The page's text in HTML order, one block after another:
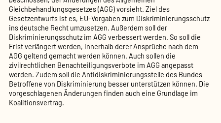
Gleichbehandlungsgesetzes (AGG) vorsieht. Ziel des
Gesetzentwurfs ist es, EU-Vorgaben zum Diskriminierungsschutz
ins deutsche Recht umzusetzen. Außerdem soll der
Diskriminierungsschutz im AGG verbessert werden. So soll die
Frist verlängert werden, innerhalb derer Ansprüche nach dem
AGG geltend gemacht werden können. Auch sollen die
zivilrechtlichen Benachteiligungsverbote im AGG angepasst
werden. Zudem soll die Antidiskriminierungsstelle des Bundes
Betroffene von Diskriminierung besser unterstützen können. Die
vorgeschlagenen Änderungen finden auch eine Grundlage im
Koalitionsvertrag.